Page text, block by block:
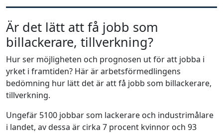
Är det lätt att få jobb som
billackerare, tillverkning?
Hur ser möjligheten och prognosen ut för att jobba i
yrket i framtiden? Här är arbetsförmedlingens
bedömning hur lätt det är att få jobb som billackerare,
tillverkning.
Ungefär 5100 jobbar som lackerare och industrimålare
i landet, av dessa är cirka 7 procent kvinnor och 93